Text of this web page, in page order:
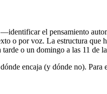
el pensamiento
o por voz. La estructura que
o un domingo a las 11 de
encaja (y dónde no).